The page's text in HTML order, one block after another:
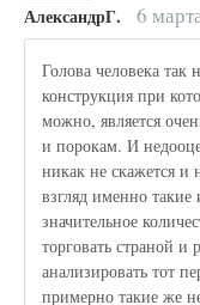
АлександрГ. 6
Голова человека так
конструкция при
можно, является
и порокам. И
никак не скажется и
взгляд именно
значительное
торговать страной
анализировать тот
примерно такие же